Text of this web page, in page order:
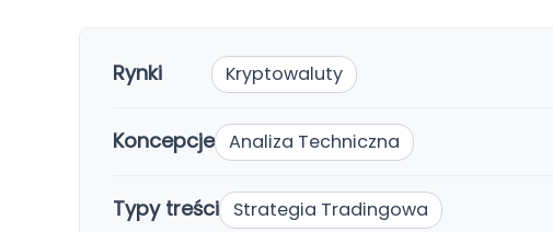
Rynki Kryptowaluty
Koncepcje Analiza Techniczna
Typy treści Strategia Tradingowa